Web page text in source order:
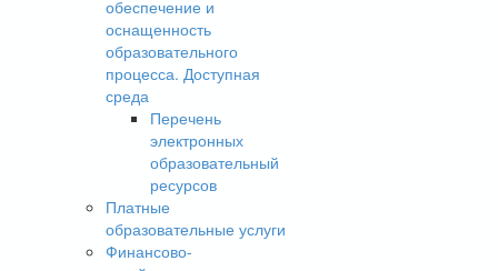
обеспечение и
оснащенность
образовательного
процесса. Доступная
среда
Перечень
электронных
образовательный
ресурсов
Платные
образовательные услуги
Финансово-